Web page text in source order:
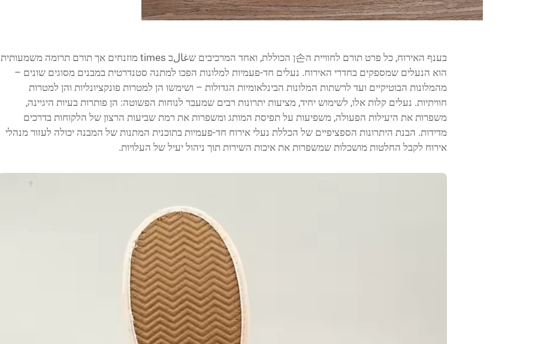
בענף האירוח, כל פרט תורם לחוויית ה손ן הכוללת, ואחד המרכיבים שغالב times מוזנחים אך תורם תרומה משמעותית
הוא הנעלים שמספקים בחדרי האירוח. נעלים חד-פעמיות למלונות הפכו למתנה סטנדרטית במבנים מסוגים שונים –
מהמלונות הבוטיקיים ועד לרשתות המלונות הבינלאומיות הגדולות – ושימשו הן למטרות פונקציונליות והן למטרות
חוויתיות. נעלים קלות אלו, לשימוש יחיד, מציעות יתרונות רבים שמעבר לנוחות הפשוטה: הן פותרות בעיות היגיינה,
משפרות את היעילות הפעולה, משפיעות על תפיסת המותג ומשפרות את רמת שביעות הרצון של הלקוחות בדרכים
מדידות. הבנת היתרונות הספציפיים של הכללת נעלי אירוח חד-פעמיות בתוכנית המתנות של המבנה יכולה לעזור מנהלי
אירוח לקבל החלטות מושכלות שמשפרות את איכות השירות תוך ניהול יעיל של העלויות.